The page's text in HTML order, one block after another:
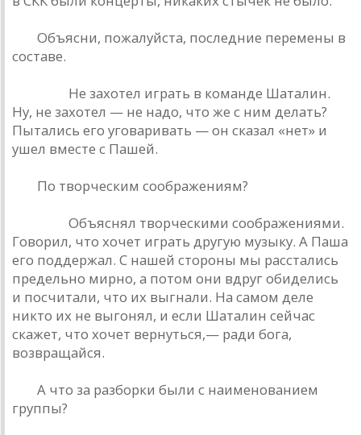
Объясни, пожалуйста, последние перемены в
составе.
Не захотел играть в команде Шаталин.
Ну, не захотел — не надо, что же с ним делать?
Пытались его уговаривать — он сказал «нет» и
ушел вместе с Пашей.
По творческим соображениям?
Объяснял творческими соображениями.
Говорил, что хочет играть другую музыку. А Паша
его поддержал. С нашей стороны мы расстались
предельно мирно, а потом они вдруг обиделись
и посчитали, что их выгнали. На самом деле
никто их не выгонял, и если Шаталин сейчас
скажет, что хочет вернуться,— ради бога,
возвращайся.
А что за разборки были с наименованием
группы?